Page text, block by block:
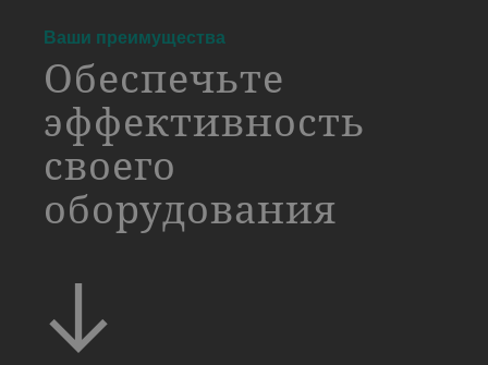
a decorative background image
Ваши преимущества
Обеспечьте
эффективность
своего
оборудования